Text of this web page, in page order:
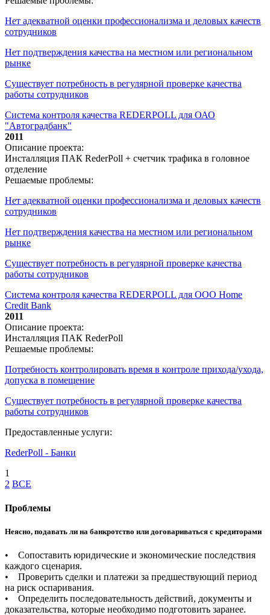
Нет адекватной оценки профессионализма и деловых качеств
сотрудников
Нет подтверждения качества на местном или региональном
рынке
Существует потребность в регулярной проверке качества
работы сотрудников
Система контроля качества REDERPOLL для ОАО
"Автоградбанк"
2011
Описание проекта:
Инсталляция ПАК RederPoll + счетчик трафика в головное
отделение
Решаемые проблемы:
Нет адекватной оценки профессионализма и деловых качеств
сотрудников
Нет подтверждения качества на местном или региональном
рынке
Существует потребность в регулярной проверке качества
работы сотрудников
Система контроля качества REDERPOLL для ООО Home
Credit Bank
2011
Описание проекта:
Инсталляция ПАК RederPoll
Решаемые проблемы:
Потребность контролировать время в контроле прихода/ухода,
допуска в помещение
Существует потребность в регулярной проверке качества
работы сотрудников
Предоставленные услуги:
RederPoll - Банки
1
2 ВСЕ
Проблемы
Неясно, подавать ли на банкротство или договариваться с кредиторами
• Сопоставить юридические и экономические последствия
каждого сценария.
• Проверить сделки и платежи за предшествующий период
на риск оспаривания.
• Определить последовательность действий, документы и
доказательства, которые необходимо подготовить заранее.